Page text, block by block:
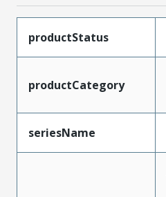
productStatus
productCategory
seriesName